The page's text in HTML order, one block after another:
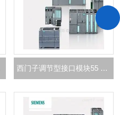
西门子调节型接口模块55 kW代理商